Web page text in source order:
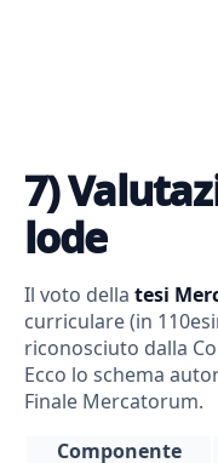
7)
lode
Il voto della tesi
curriculare (in
riconosciuto dalla
Ecco lo schema
Finale Mercatorum.
Componente